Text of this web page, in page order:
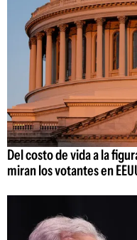
Del costo de vida a la
miran los votantes en